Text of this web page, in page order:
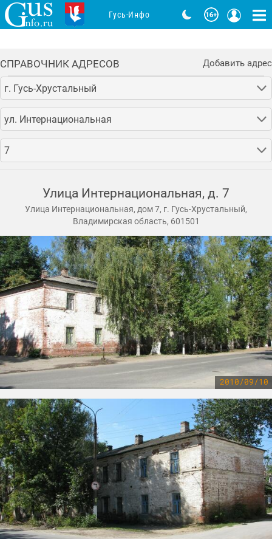
СПРАВОЧНИК АДРЕСОВ Добавить адрес
г. Гусь-Хрустальный
ул. Интернациональная
7
Улица Интернациональная, д. 7
Улица Интернациональная, дом 7, г. Гусь-Хрустальный,
Владимирская область, 601501
2010/09/10
Гусь-Инфо